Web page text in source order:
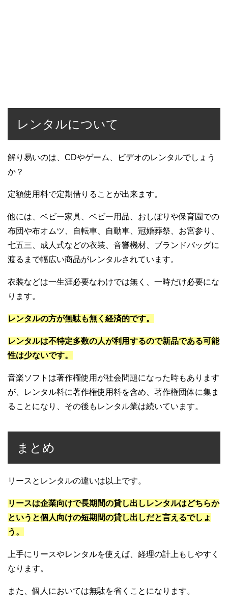
レンタルについて
解り易いのは、CDやゲーム、ビデオのレンタルでしょう
か？
定額使用料で定期借りることが出来ます。
他には、ベビー家具、ベビー用品、おしぼりや保育園での
布団や布オムツ、自転車、自動車、冠婚葬祭、お宮参り、
七五三、成人式などの衣装、音響機材、ブランドバッグに
渡るまで幅広い商品がレンタルされています。
衣装などは一生涯必要なわけでは無く、一時だけ必要にな
ります。
レンタルの方が無駄も無く経済的です。
レンタルは不特定多数の人が利用するので新品である可能
性は少ないです。
音楽ソフトは著作権使用が社会問題になった時もあります
が、レンタル料に著作権使用料を含め、著作権団体に集ま
ることになり、その後もレンタル業は続いています。
まとめ
リースとレンタルの違いは以上です。
リースは企業向けで長期間の貸し出しレンタルはどちらか
というと個人向けの短期間の貸し出しだと言えるでしょ
う。
上手にリースやレンタルを使えば、経理の計上もしやすく
なります。
また、個人においては無駄を省くことになります。